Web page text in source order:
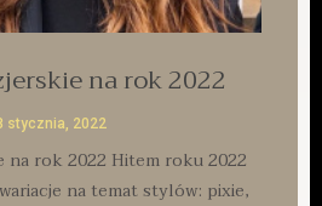
na rok 2022
stycznia, 2022
rok 2022 Hitem roku 2022
na temat stylów: pixie,